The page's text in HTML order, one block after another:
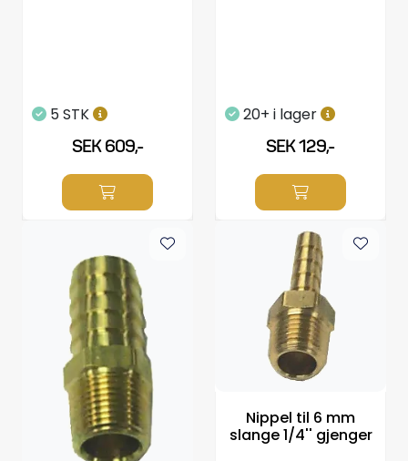
5 STK
SEK 609,-
20+ i lager
SEK 129,-
Nippel til 6 mm
slange 1/4'' gjenger